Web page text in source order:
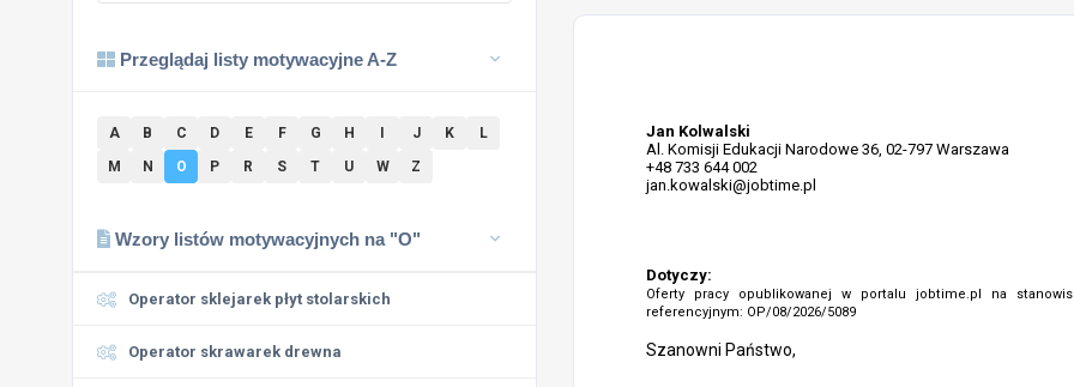
Przeglądaj listy motywacyjne A-Z
A B C D E F G H J K
L
M
N O P R S T U W Z
Wzory listów motywacyjnych na "O"
Operator sklejarek płyt stolarskich
Operator skrawarek drewna
Jan Kolwalski
Al. Komisji Edukacji Narodowe 36, 02-797 Warszawa
+48 733 644 002
jan.kowalski@jobtime.pl
Dotyczy:
Oferty pracy opublikowanej w portalu jobtime.pl na
referencyjnym: OP/08/2026/5089
Szanowni Państwo,